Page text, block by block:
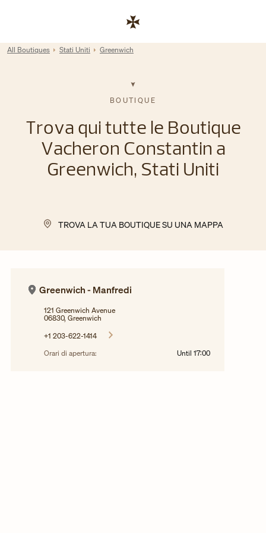
Return to Nav
All Boutiques Stati Uniti Greenwich
BOUTIQUE
Trova qui tutte le Boutique
Vacheron Constantin a
Greenwich, Stati Uniti
TROVA LA TUA BOUTIQUE SU UNA MAPPA
Greenwich - Manfredi
121 Greenwich Avenue
06830, Greenwich
+1 203-622-1414
Orari di apertura:
Until 17:00